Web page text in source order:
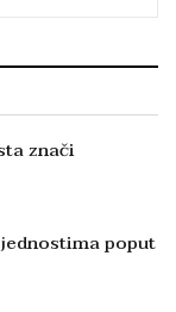
znači
poput